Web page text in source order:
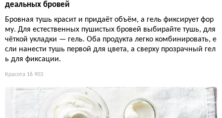
деальных бровей
Бровная тушь красит и придаёт объём, а гель фиксирует фор
му. Для естественных пушистых бровей выбирайте тушь, для
чёткой укладки — гель. Оба продукта легко комбинировать, е
сли нанести тушь первой для цвета, а сверху прозрачный гел
ь для фиксации.
Красота 16 903